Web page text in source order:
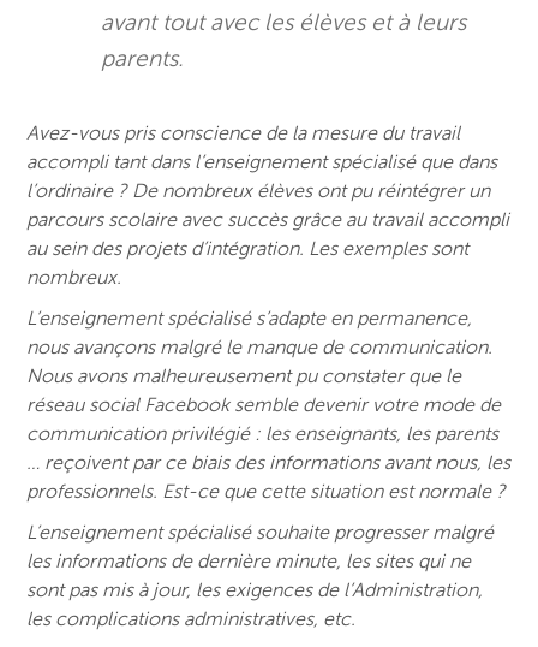
avant tout avec les élèves et à leurs
parents.
Avez-vous pris conscience de la mesure du travail
accompli tant dans l’enseignement spécialisé que dans
l’ordinaire ? De nombreux élèves ont pu réintégrer un
parcours scolaire avec succès grâce au travail accompli
au sein des projets d’intégration. Les exemples sont
nombreux.
L’enseignement spécialisé s’adapte en permanence,
nous avançons malgré le manque de communication.
Nous avons malheureusement pu constater que le
réseau social Facebook semble devenir votre mode de
communication privilégié : les enseignants, les parents
… reçoivent par ce biais des informations avant nous, les
professionnels. Est-ce que cette situation est normale ?
L’enseignement spécialisé souhaite progresser malgré
les informations de dernière minute, les sites qui ne
sont pas mis à jour, les exigences de l’Administration,
les complications administratives, etc.